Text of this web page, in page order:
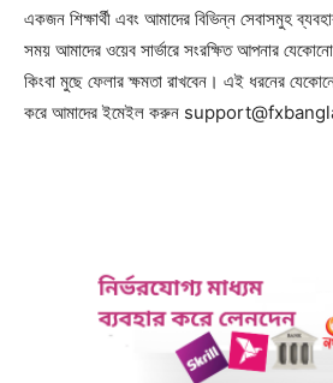
একজন শিক্ষার্থী এবং আমাদের বিভিন্ন সেবাসমুহ
সময় আমাদের ওয়েব সার্ভারে সংরক্ষিত আপনার
কিংবা মুছে ফেলার ক্ষমতা রাখবেন। এই ধরনের
করে আমাদের ইমেইল করুন